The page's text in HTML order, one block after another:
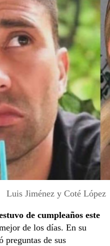
Luis Jiménez y Coté López
de cumpleaños este
de los días. En su
preguntas de sus